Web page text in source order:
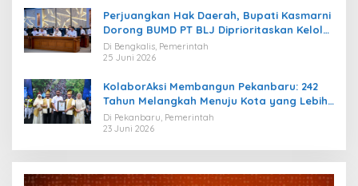
Perjuangkan Hak Daerah, Bupati Kasmarni
Dorong BUMD PT BLJ Diprioritaskan Kelola
Migas
Di Bengkalis, Pemerintah
25 Juni 2026
KolaborAksi Membangun Pekanbaru: 242
Tahun Melangkah Menuju Kota yang Lebih
Maju
Di Pekanbaru, Pemerintah
23 Juni 2026